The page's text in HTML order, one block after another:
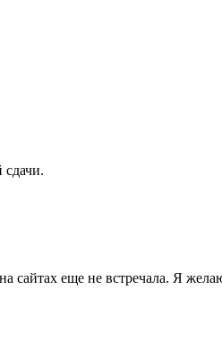
сайтах еще не встречала. Я